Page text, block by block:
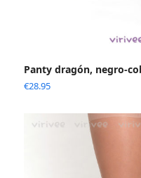
Panty dragón, negro-
€28.95